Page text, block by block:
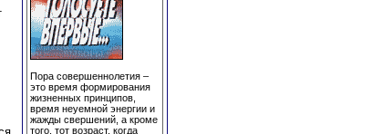
Пора совершеннолетия –
это время формирования
жизненных принципов,
время неуемной энергии и
жажды свершений, а кроме
того, тот возраст, когда